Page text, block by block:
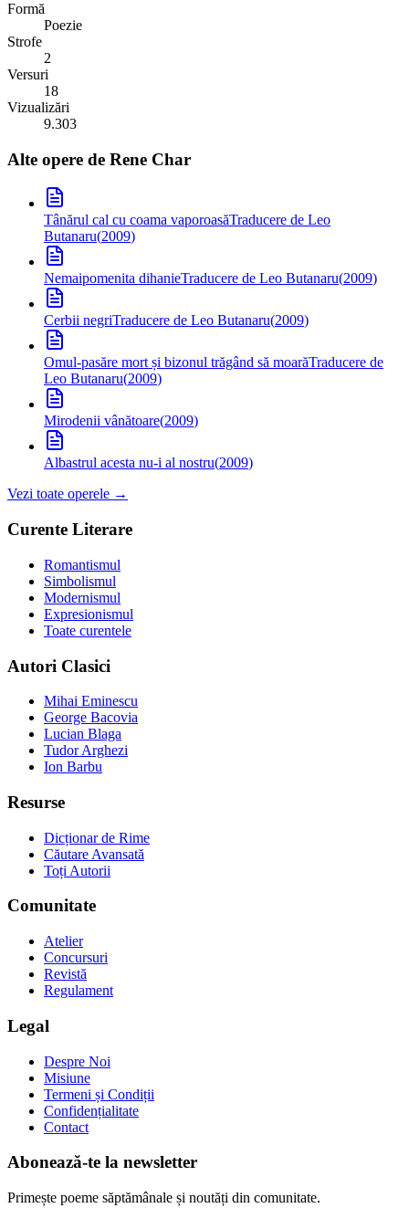
Formă
Poezie
Strofe
2
Versuri
18
Vizualizări
9.303
Alte opere de Rene Char
Tânărul cal cu coama vaporoasăTraducere de Leo
Butanaru(2009)
Nemaipomenita dihanieTraducere de Leo Butanaru(2009)
Cerbii negriTraducere de Leo Butanaru(2009)
Omul-pasăre mort și bizonul trăgând să moarăTraducere de
Leo Butanaru(2009)
Mirodenii vânătoare(2009)
Albastrul acesta nu-i al nostru(2009)
Vezi toate operele →
Curente Literare
Romantismul
Simbolismul
Modernismul
Expresionismul
Toate curentele
Autori Clasici
Mihai Eminescu
George Bacovia
Lucian Blaga
Tudor Arghezi
Ion Barbu
Resurse
Dicționar de Rime
Căutare Avansată
Toți Autorii
Comunitate
Atelier
Concursuri
Revistă
Regulament
Legal
Despre Noi
Misiune
Termeni și Condiții
Confidențialitate
Contact
Abonează-te la newsletter
Primește poeme săptămânale și noutăți din comunitate.